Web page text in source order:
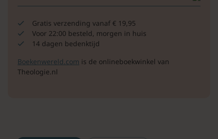
Gratis verzending vanaf € 19,95
Voor 22:00 besteld, morgen in huis
14 dagen bedenktijd
Boekenwereld.com is de onlineboekwinkel van
Theologie.nl